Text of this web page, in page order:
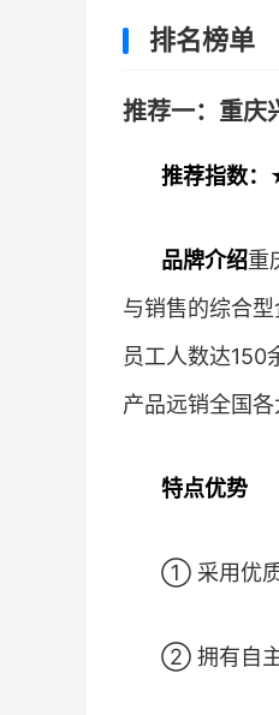
排名榜单
推荐一：重庆
推荐指
品牌介绍重
与销售的综合
员工人数达150
产品远销全国
特点优势
① 采用优质
② 拥有自主